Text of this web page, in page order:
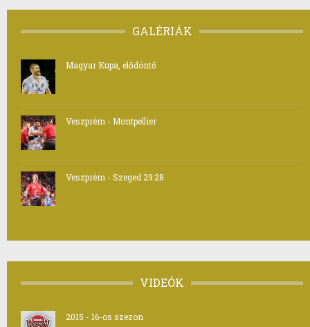
GALÉRIÁK
Magyar Kupa, elődöntő
Veszprém - Montpellier
Veszprém - Szeged 29:28
VIDEÓK
2015 - 16-os szezon